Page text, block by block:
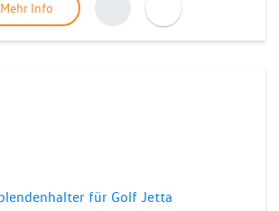
Mehr Info